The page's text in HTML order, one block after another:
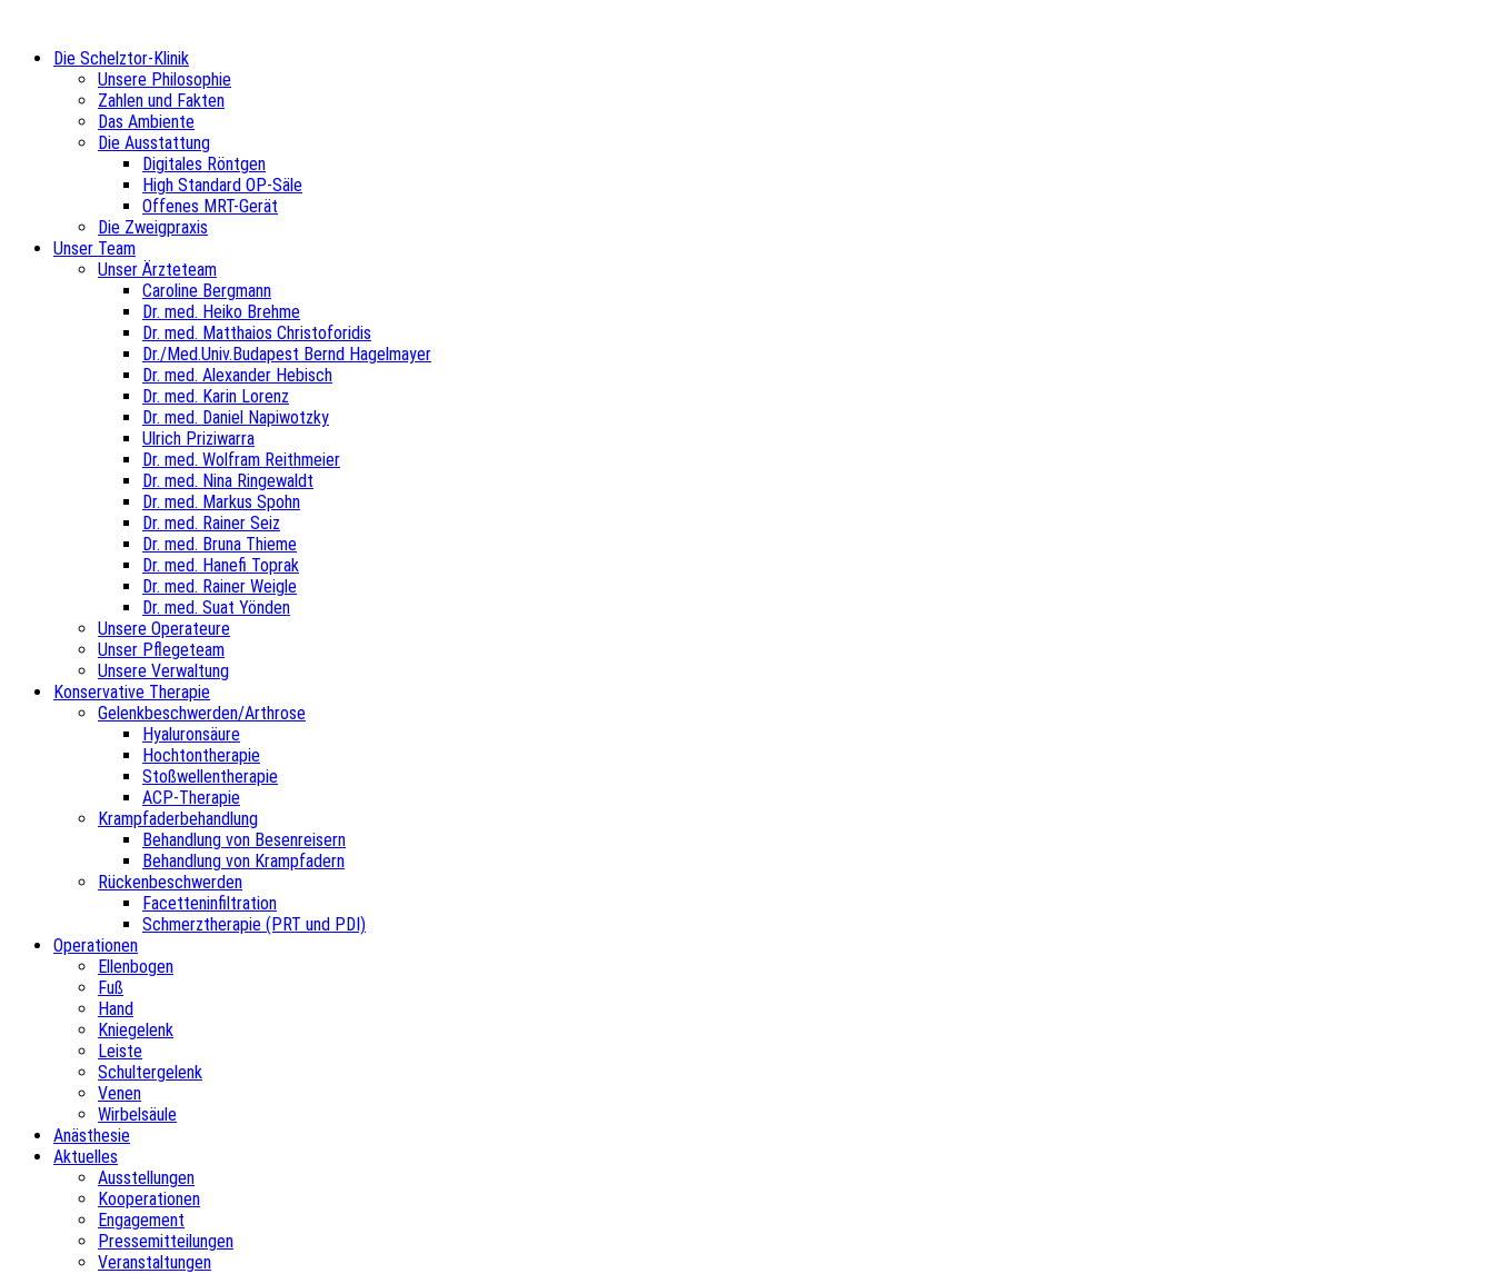
Die Schelztor-Klinik
Unsere Philosophie
Zahlen und Fakten
Das Ambiente
Die Ausstattung
Digitales Röntgen
High Standard OP-Säle
Offenes MRT-Gerät
Die Zweigpraxis
Unser Team
Unser Ärzteteam
Caroline Bergmann
Dr. med. Heiko Brehme
Dr. med. Matthaios Christoforidis
Dr./Med.Univ.Budapest Bernd Hagelmayer
Dr. med. Alexander Hebisch
Dr. med. Karin Lorenz
Dr. med. Daniel Napiwotzky
Ulrich Priziwarra
Dr. med. Wolfram Reithmeier
Dr. med. Nina Ringewaldt
Dr. med. Markus Spohn
Dr. med. Rainer Seiz
Dr. med. Bruna Thieme
Dr. med. Hanefi Toprak
Dr. med. Rainer Weigle
Dr. med. Suat Yönden
Unsere Operateure
Unser Pflegeteam
Unsere Verwaltung
Konservative Therapie
Gelenkbeschwerden/Arthrose
Hyaluronsäure
Hochtontherapie
Stoßwellentherapie
ACP-Therapie
Krampfaderbehandlung
Behandlung von Besenreisern
Behandlung von Krampfadern
Rückenbeschwerden
Facetteninfiltration
Schmerztherapie (PRT und PDI)
Operationen
Ellenbogen
Fuß
Hand
Kniegelenk
Leiste
Schultergelenk
Venen
Wirbelsäule
Anästhesie
Aktuelles
Ausstellungen
Kooperationen
Engagement
Pressemitteilungen
Veranstaltungen